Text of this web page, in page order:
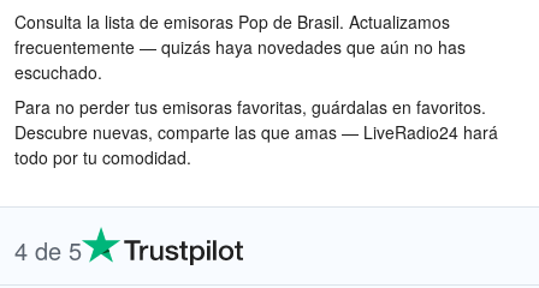
Consulta la lista de emisoras Pop de Brasil. Actualizamos
frecuentemente — quizás haya novedades que aún no has
escuchado.
Para no perder tus emisoras favoritas, guárdalas en favoritos.
Descubre nuevas, comparte las que amas — LiveRadio24 hará
todo por tu comodidad.
4 de 5